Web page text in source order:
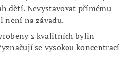
dětí. Nevystavovat přímému
není na závadu.
z kvalitních bylin
se vysokou koncentrací